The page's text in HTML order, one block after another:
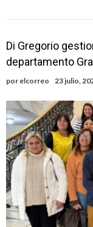
Di Gregorio
departamento
por elcorreo 23 julio,